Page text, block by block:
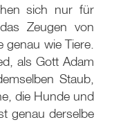
sich nur für
Zeugen von
wie Tiere.
als Gott Adam
Staub,
die Hunde und
genau derselbe